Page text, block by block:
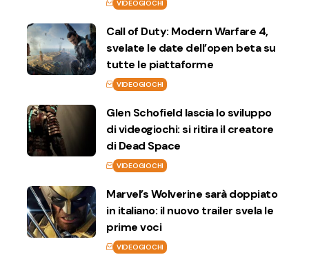
VIDEOGIOCHI
Call of Duty: Modern Warfare 4,
svelate le date dell’open beta su
tutte le piattaforme
VIDEOGIOCHI
Glen Schofield lascia lo sviluppo
di videogiochi: si ritira il creatore
di Dead Space
VIDEOGIOCHI
Marvel’s Wolverine sarà doppiato
in italiano: il nuovo trailer svela le
prime voci
VIDEOGIOCHI